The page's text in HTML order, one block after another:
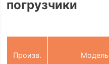
погрузчики
Произв. Модель